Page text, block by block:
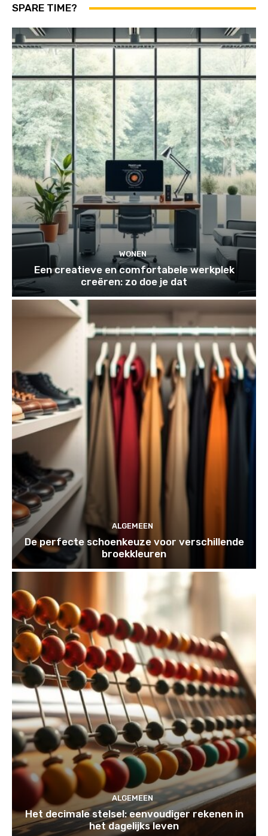
SPARE TIME?
WONEN
Een creatieve en comfortabele werkplek
creëren: zo doe je dat
ALGEMEEN
De perfecte schoenkeuze voor verschillende
broekkleuren
ALGEMEEN
Het decimale stelsel: eenvoudiger rekenen in
het dagelijks leven